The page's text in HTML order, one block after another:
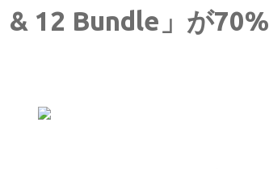
12 Bundle」が